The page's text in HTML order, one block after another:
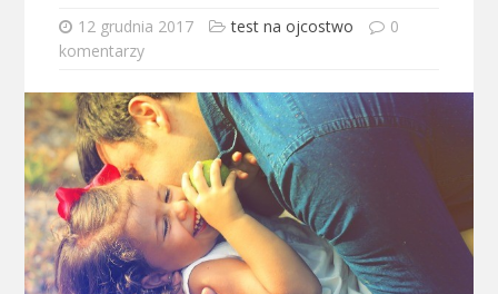
12 grudnia 2017 test na ojcostwo
0
komentarzy